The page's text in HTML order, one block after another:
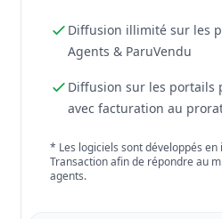
Diffusion illimité sur les
Agents & ParuVendu
Diffusion sur les portails
avec facturation au
* Les logiciels sont développés
Transaction afin de répondre au
agents.